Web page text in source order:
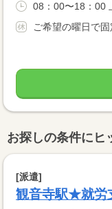
08：00〜18：00
ご希望の曜日で
お探しの条件にヒ
[派遣]
観音寺駅★就労